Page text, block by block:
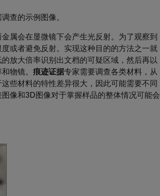
查的示例图像。
属会在显微镜下会产生光反射。为了观察到
或者避免反射。实现这种目的的方法之一就
放大倍率识别出文档的可疑区域，然后再以
物镜。 痕迹证据专家需要调查各类材料，从
些材料的特性差异很大，因此可能需要不同
像和3D图像对于掌握样品的整体情况可能会